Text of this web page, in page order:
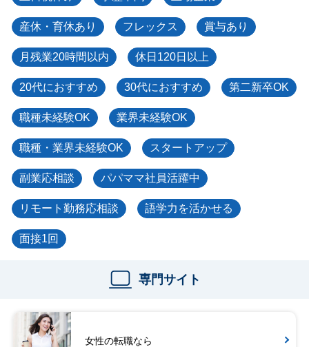
産休・育休あり フレックス 賞与あり
月残業20時間以内 休日120日以上
20代におすすめ 30代におすすめ 第二新卒OK
職種未経験OK 業界未経験OK
職種・業界未経験OK スタートアップ
副業応相談 パパママ社員活躍中
リモート勤務応相談 語学力を活かせる
面接1回
専門サイト
女性の転職なら